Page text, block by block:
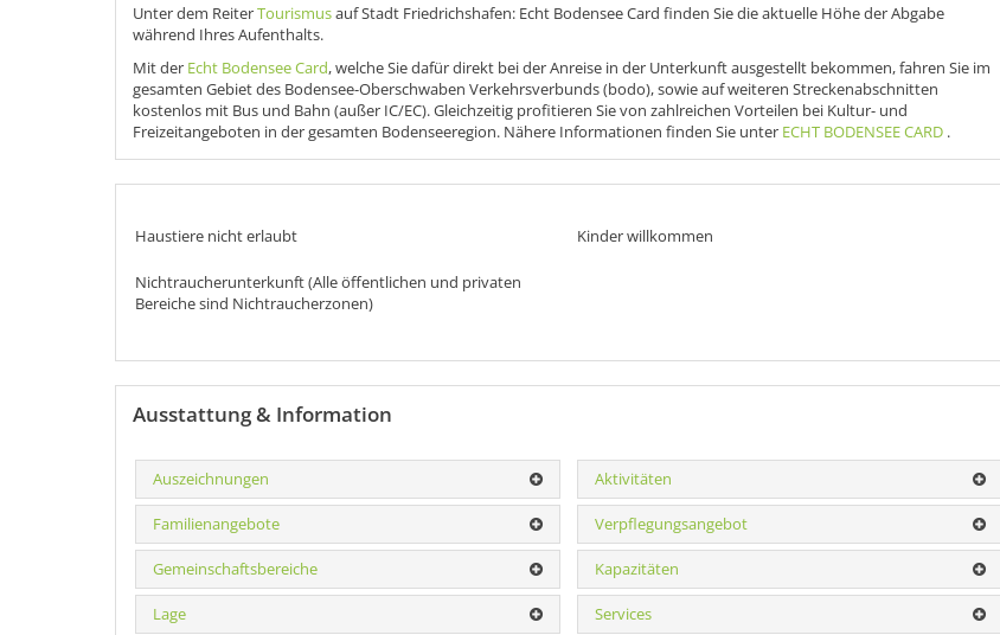
Unter dem ReiterTourismusauf Stadt Friedrichshafen: Echt Bodensee Card finden Sie die aktuelle Höhe der Abgabe
während Ihres Aufenthalts.
Mit der Echt Bodensee Card, welche Sie dafür direkt bei der Anreise in der Unterkunft ausgestellt bekommen, fahren Sie im
gesamten Gebiet des Bodensee-Oberschwaben Verkehrsverbunds (bodo), sowie auf weiteren Streckenabschnitten
kostenlos mit Bus und Bahn (außer IC/EC). Gleichzeitig profitieren Sie von zahlreichen Vorteilen bei Kultur- und
Freizeitangeboten in der gesamten Bodenseeregion. Nähere Informationen finden Sie unter ECHT BODENSEE CARD .
Haustiere nicht erlaubt Kinder willkommen
Nichtraucherunterkunft (Alle öffentlichen und privaten
Bereiche sind Nichtraucherzonen)
Ausstattung & Information
Auszeichnungen Aktivitäten
Familienangebote Verpflegungsangebot
Gemeinschaftsbereiche Kapazitäten
Lage Services